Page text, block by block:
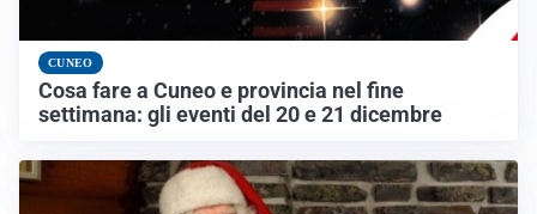
CUNEO
Cosa fare a Cuneo e provincia nel fine
settimana: gli eventi del 20 e 21 dicembre